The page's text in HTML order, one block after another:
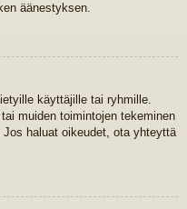
äänestyksen.
käyttäjille tai ryhmille.
muiden toimintojen tekeminen
haluat oikeudet, ota yhteyttä